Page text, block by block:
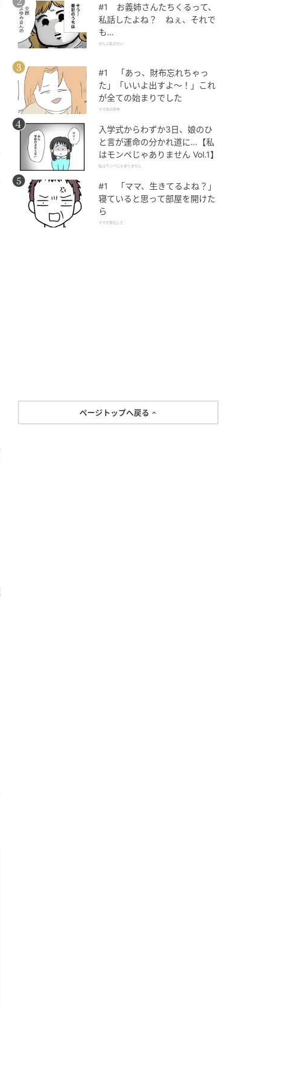
#1 お義姉さんたちくるって、
私話したよね？ ねぇ、それで
も…
ぜんぶ私のせい
#1 「あっ、財布忘れちゃっ
た」「いいよ出すよ〜！」これ
が全ての始まりでした
ママ友の財布
入学式からわずか3日、娘のひ
と言が運命の分かれ道に…【私
はモンペじゃありません Vol.1】
私はモンペじゃありません
#1 「ママ、生きてるよね？」
寝ていると思って部屋を開けた
ら
ママが家出した
ページトップへ戻る